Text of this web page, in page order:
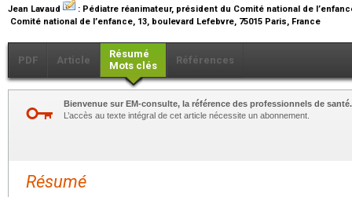
Jean Lavaud
: Pédiatre réanimateur, président du Comité national de
Comité national de l’enfance, 13, boulevard Lefebvre, 75015 Paris, France
PDF Article
Résumé
Mots clés
Références
Bienvenue sur EM-consulte, la référence des professionnels de santé.
L’accès au texte intégral de cet article nécessite un abonnement.
Résumé